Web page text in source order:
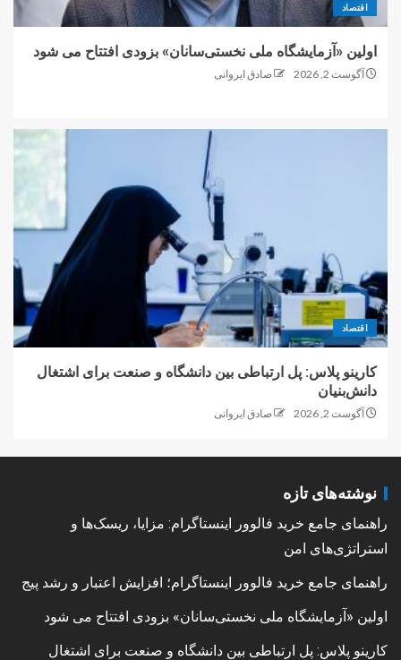
اقتصاد
اولین «آزمایشگاه ملی نخستی‌سانان» بزودی افتتاح می شود
آگوست 2, 2026 صادق ایروانی
اقتصاد
کارینو پلاس: پل ارتباطی بین دانشگاه و صنعت برای اشتغال
دانش‌بنیان
آگوست 2, 2026 صادق ایروانی
نوشته‌های تازه
راهنمای جامع خرید فالوور اینستاگرام: مزایا، ریسک‌ها و
استراتژی‌های امن
راهنمای جامع خرید فالوور اینستاگرام؛ افزایش اعتبار و رشد پیج
اولین «آزمایشگاه ملی نخستی‌سانان» بزودی افتتاح می شود
کارینو پلاس: پل ارتباطی بین دانشگاه و صنعت برای اشتغال